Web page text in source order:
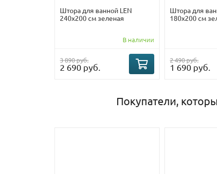
Штора для ванной LEN
240х200 см зеленая
В наличии
3 890 руб.
2 690 руб.
Штора для
180х200 см
2 490 руб.
1 690 руб.
Покупатели,